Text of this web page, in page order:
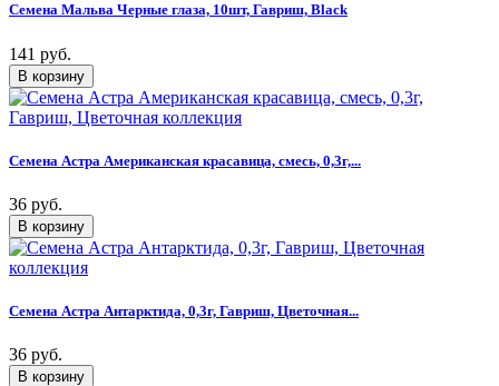
Семена Мальва Черные глаза, 10шт, Гавриш, Black
141 руб.
Семена Астра Американская красавица, смесь, 0,3г,...
36 руб.
Семена Астра Антарктида, 0,3г, Гавриш, Цветочная...
36 руб.